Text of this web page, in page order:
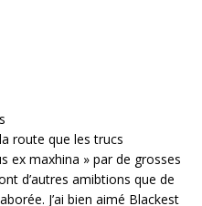
route que les trucs
ex maxhina » par de grosses
d’autres amibtions que de
J’ai bien aimé Blackest